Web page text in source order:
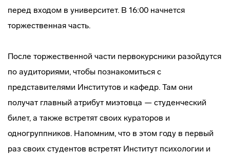
перед входом в университет. В 16:00 начнется
торжественная часть.
После торжественной части первокурсники разойдутся
по аудиториями, чтобы познакомиться с
представителями Институтов и кафедр. Там они
получат главный атрибут миэтовца — студенческий
билет, а также встретят своих кураторов и
одногруппников. Напомним, что в этом году в первый
раз своих студентов встретят Институт психологии и